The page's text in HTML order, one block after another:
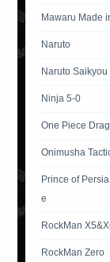
Mawaru Made
Naruto
Naruto
Ninja 5-0
One Piece
Onimusha
Prince of
e
RockMan
RockMan Zero